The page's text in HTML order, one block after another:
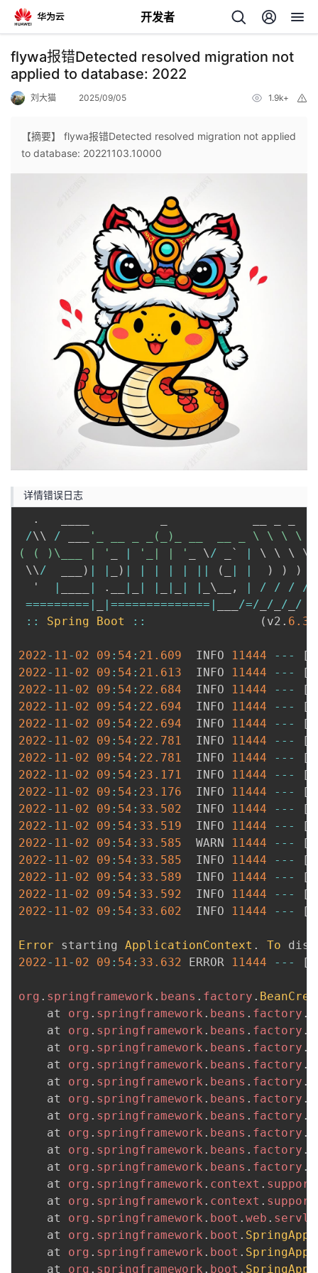
开发者
返
回
个
子
直
播
的
活
我
的
注
的
开
发
者
学
堂
我
的
课
我
的
证
我
实
验
的
收
我
的
Programs
我
的
支
持
我
的
技
术
持
我
的
云
建
议
flywa报错Detected resolved migration not
applied to database: 2022
刘大猫 2025/09/05 1.9k+
【摘要】 flywa报错Detected resolved migration not applied
to database: 20221103.10000
详情错误日志
.
/\\ /
'_ __ _ _(_)_ __  __ _ \ \ \ \
( ( )\___ | '
| '_| | ' _ \/ _` |
\ \ \ \
\\/ ) | | ) | | | | | || ( | | ) ) )
  '
| | . | | | | | | _\__ , | / / /
/
========= | |============== | /=/ / /
/
::
Spring Boot :: ( v2 . 6.3
2022- 11- 02 09 : 54 : 21.609
  INFO
11444 -- - [
2022- 11- 02 09 : 54 : 21.613
  INFO
11444 -- - [
2022- 11- 02 09 : 54 : 22.684
  INFO
11444 -- - [
2022- 11- 02 09 : 54 : 22.694
  INFO
11444 -- - [
2022- 11- 02 09 : 54 : 22.694
  INFO
11444 -- - [
2022- 11- 02 09 : 54 : 22.781
  INFO
11444 -- - [
2022- 11- 02 09 : 54 : 22.781
  INFO
11444 -- - [
2022- 11- 02 09 : 54 : 23.171
  INFO
11444 -- - [
2022- 11- 02 09 : 54 : 23.176
  INFO
11444 -- - [
2022- 11- 02 09 : 54 : 33.502
  INFO
11444 -- - [
2022- 11- 02 09 : 54 : 33.519
  INFO
11444 -- - [
2022- 11- 02 09 : 54 : 33.585
  WARN
11444 -- - [
2022- 11- 02 09 : 54 : 33.585
  INFO
11444 -- - [
2022- 11- 02 09 : 54 : 33.589
  INFO
11444 -- - [
2022- 11- 02 09 : 54 : 33.592
  INFO
11444 -- - [
2022- 11- 02 09 : 54 : 33.602
  INFO
11444 -- - [
Error starting ApplicationContext . To
2022- 11- 02 09 : 54 : 33.632 ERROR 11444 -- - [
org . springframework . beans . factory .
	at
org . springframework . beans . factory .
	at
org . springframework . beans . factory .
	at
org . springframework . beans . factory .
	at
org . springframework . beans . factory .
	at
org . springframework . beans . factory .
	at
org . springframework . beans . factory .
	at
org . springframework . beans . factory .
	at
org . springframework . beans . factory .
	at
org . springframework . beans . factory .
	at
org . springframework . beans . factory .
	at
org . springframework . context . support
	at
org . springframework . context . support
	at
org . springframework . boot . web .
	at
org . springframework . boot .
	at
org . springframework . boot .
	at
org . springframework . boot .